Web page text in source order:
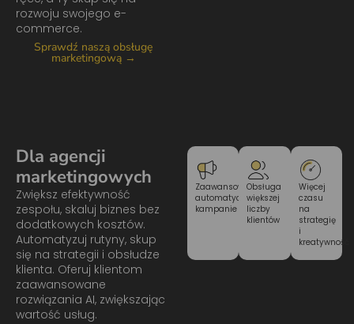
rozwoju swojego e-
commerce.
Sprawdź naszą obsługę
marketingową →
Zaawansowane,
automatyczne
kampanie
Obsługa
większej
liczby
klientów
Więcej
czasu
na
strategię
i
kreatywność
Dla agencji
marketingowych
Zwiększ efektywność
zespołu, skaluj biznes bez
dodatkowych kosztów.
Automatyzuj rutyny, skup
się na strategii i obsłudze
klienta. Oferuj klientom
zaawansowane
rozwiązania AI, zwiększając
wartość usług.